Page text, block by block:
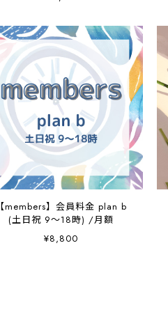
【members】会員料金 plan b
(土日祝 9～18時) /月額
¥8,800